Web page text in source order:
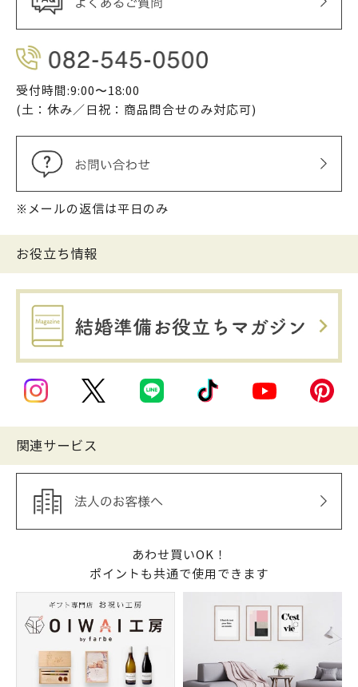
受付時間:9:00〜18:00
(土：休み／日祝：商品問合せのみ対応可)
※メールの返信は平日のみ
お役立ち情報
関連サービス
あわせ買いOK！
ポイントも共通で使用できます